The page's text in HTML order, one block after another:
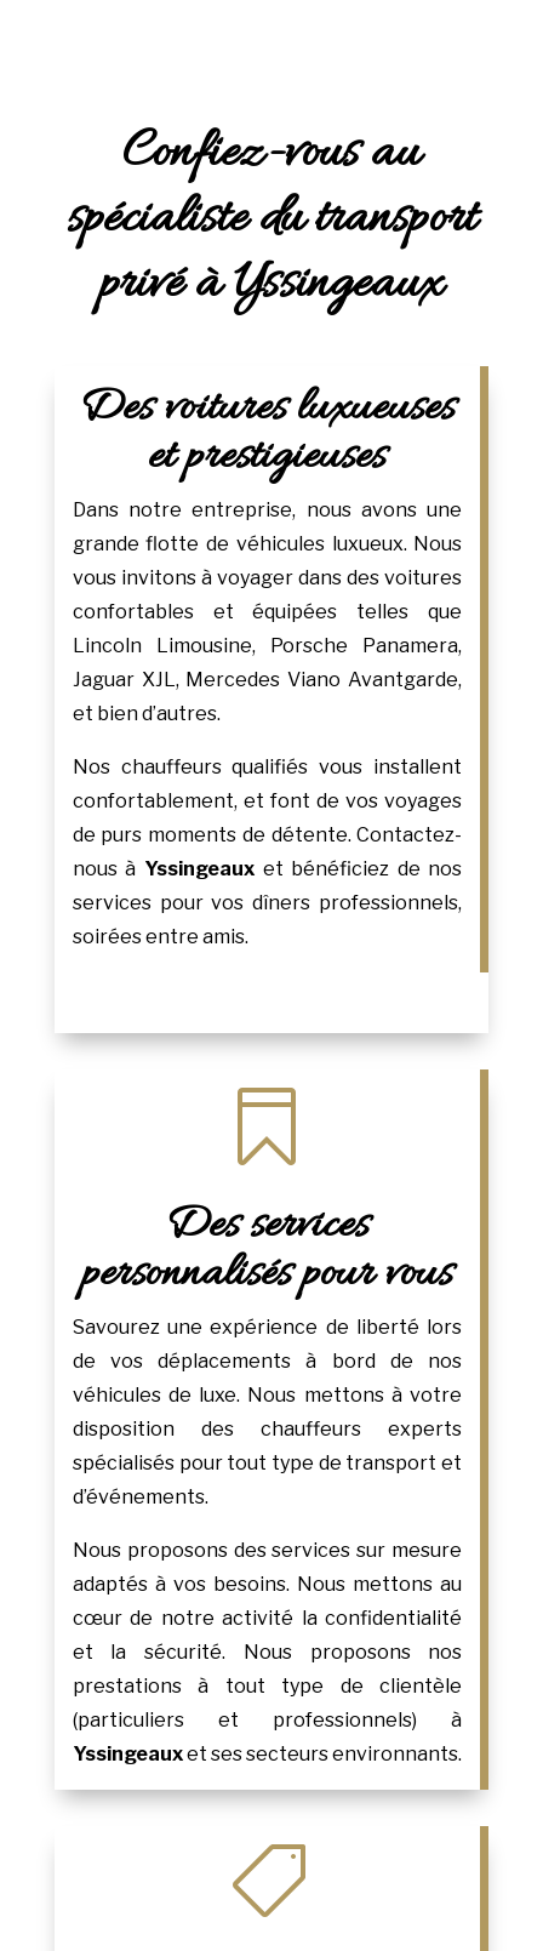
Confiez-vous au
spécialiste du transport
privé à Yssingeaux
Des voitures luxueuses
et prestigieuses
Dans notre entreprise, nous avons une
grande flotte de véhicules luxueux. Nous
vous invitons à voyager dans des voitures
confortables et équipées telles que
Lincoln Limousine, Porsche Panamera,
Jaguar XJL, Mercedes Viano Avantgarde,
et bien d’autres.
Nos chauffeurs qualifiés vous installent
confortablement, et font de vos voyages
de purs moments de détente. Contactez-
nous à Yssingeauxet bénéficiez de nos
services pour vos dîners professionnels,
soirées entre amis.

Des services
personnalisés pour vous
Savourez une expérience de liberté lors
de vos déplacements à bord de nos
véhicules de luxe. Nous mettons à votre
disposition des chauffeurs experts
spécialisés pour tout type de transport et
d’événements.
Nous proposons des services sur mesure
adaptés à vos besoins. Nous mettons au
cœur de notre activité la confidentialité
et la sécurité. Nous proposons nos
prestations à tout type de clientèle
(particuliers et professionnels) à
Yssingeauxet ses secteurs environnants.
